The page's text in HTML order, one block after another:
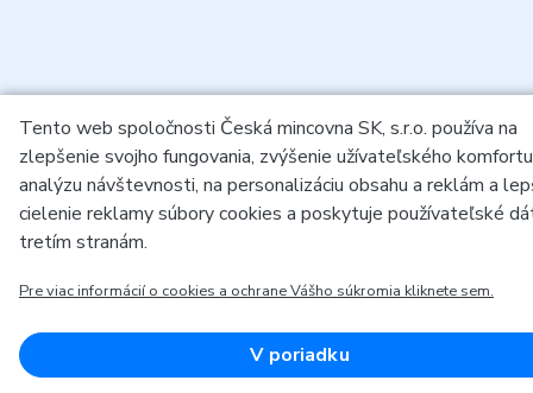
Tento web spoločnosti Česká mincovna SK, s.r.o. používa na
zlepšenie svojho fungovania, zvýšenie užívateľského
analýzu návštevnosti, na personalizáciu obsahu a reklám a
cielenie reklamy súbory cookies a poskytuje používateľské
tretím stranám.
Pre viac informácií o cookies a ochrane Vášho súkromia kliknete sem.
V poriadku